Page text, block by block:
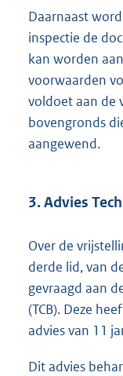
Daarnaast
inspectie de
kan worden
voorwaarden
voldoet aan de
bovengronds
aangewend.
3. Advies
Over de
derde lid, van
gevraagd aan
(TCB). Deze
advies van 11
Dit advies